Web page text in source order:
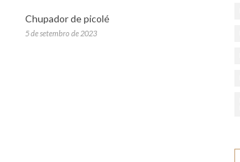
Chupador de picolé
5 de setembro de 2023